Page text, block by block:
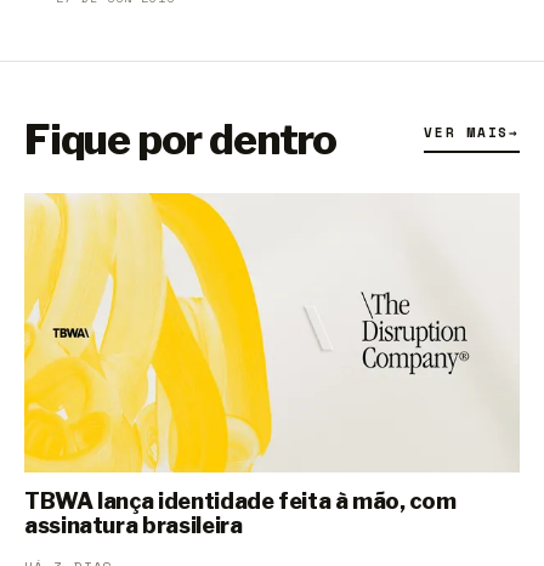
Fique por dentro VER MAIS→
TBWA lança identidade feita à mão, com
assinatura brasileira